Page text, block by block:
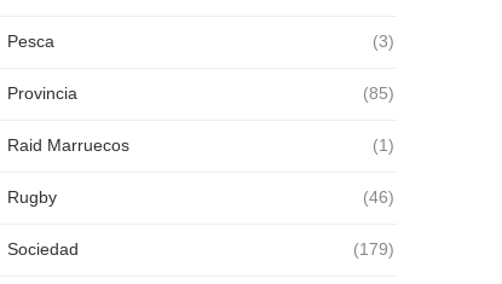
Pesca (3)
Provincia (85)
Raid Marruecos (1)
Rugby (46)
Sociedad (179)